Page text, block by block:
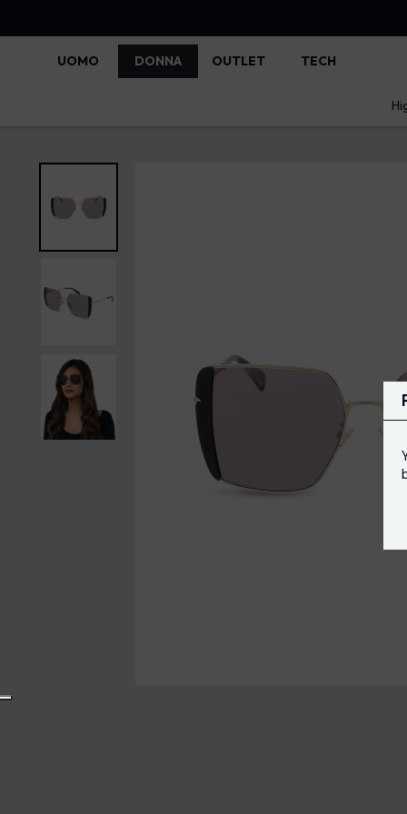
UOMO DONNA OUTLET TECH